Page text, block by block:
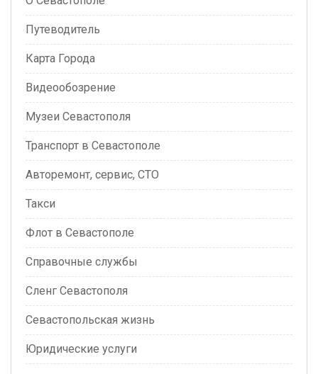
Путеводитель
Карта Города
Видеообозрение
Музеи Севастополя
Транспорт в Севастополе
Авторемонт, сервис, СТО
Такси
Флот в Севастополе
Справочные службы
Сленг Севастополя
Севастопольская жизнь
Юридические услуги